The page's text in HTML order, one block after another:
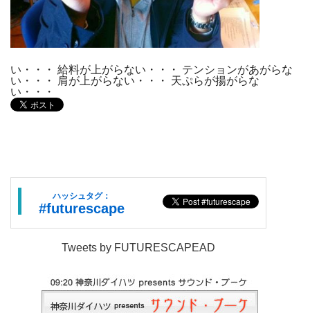
い・・・ 給料が上がらない・・・ テンションがあがらな
い・・・ 肩が上がらない・・・ 天ぷらが揚がらな
い・・・
ハッシュタグ：
#futurescape
Tweets by FUTURESCAPEAD